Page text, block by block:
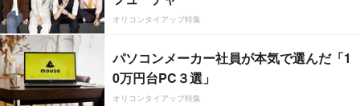
オリコンタイアップ特集
パソコンメーカー社員が本気で選んだ「1
0万円台PC３選」
オリコンタイアップ特集